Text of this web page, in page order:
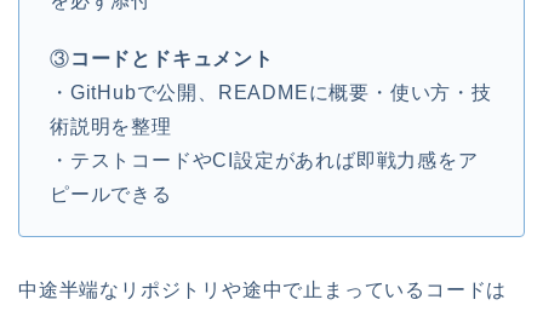
③コードとドキュメント
・GitHubで公開、READMEに概要・使い方・技
術説明を整理
・テストコードやCI設定があれば即戦力感をア
ピールできる
中途半端なリポジトリや途中で止まっているコードは